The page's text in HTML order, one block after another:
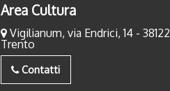
Area Cultura
Vigilianum, via Endrici, 14 - 38122
Trento
Contatti